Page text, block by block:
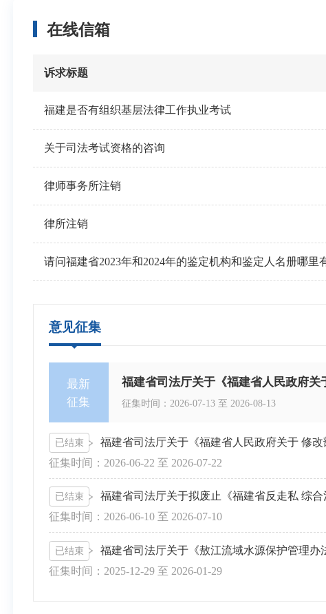
在线信箱
诉求标题
福建是否有组织基层法律工作执业考试
关于司法考试资格的咨询
律师事务所注销
律所注销
意见征集
最新
征集
征集时间： 2026-07-13 至 2026-08-13
征集时间： 2026-06-22 至 2026-07-22
已结束
征集时间： 2026-06-10至 2026-07-10
已结束
征集时间： 2025-12-29至 2026-01-29
已结束